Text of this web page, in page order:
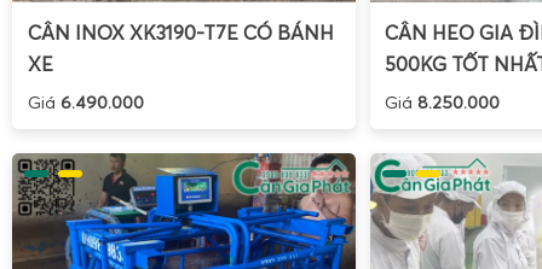
thùng carton, chỉ hiển thị trọng lượng sầu riêng thực
: cộng dồn nhiều lần cân liên
cân trong kho lạnh, công nhân phải di chuyển hàng
mới ghi chép.
Cảnh báo quá tải: hiển thị và báo hiệu khi trọng
cho phép, bảo vệ loadcell và tăng tuổi thọ cân.
CÂN INOX XK3190-T7E CÓ BÁNH
XE
Giá 6.490.000
CÂN HEO GIA
500KG TỐT
Giá 8.250.000